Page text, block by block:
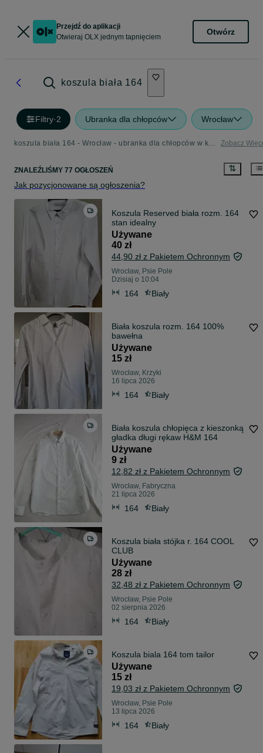
Przejdź do aplikacji
Otwieraj OLX jednym tapnięciem
Otwórz
koszula biała 164
Filtry·2 Ubranka dla chłopców Wrocław
koszula biała 164 - Wrocław - ubranka dla chłopców w kategorii Dla Dzieci Zobacz
ZNALEŹLIŚMY 77 OGŁOSZEŃ
Jak pozycjonowane są ogłoszenia?
Koszula Reserved biała rozm. 164
stan idealny
Używane
40 zł
44,90 zł z Pakietem Ochronnym
Wrocław, Psie Pole
Dzisiaj o 10:04
164 Biały
Biała koszula rozm. 164 100%
bawełna
Używane
15 zł
Wrocław, Krzyki
16 lipca 2026
164 Biały
Biała koszula chłopięca z kieszonką
gładka długi rękaw H&M 164
Używane
9 zł
12,82 zł z Pakietem Ochronnym
Wrocław, Fabryczna
21 lipca 2026
164 Biały
Koszula biała stójka r. 164 COOL
CLUB
Używane
28 zł
32,48 zł z Pakietem Ochronnym
Wrocław, Psie Pole
02 sierpnia 2026
164 Biały
Koszula biala 164 tom tailor
Używane
15 zł
19,03 zł z Pakietem Ochronnym
Wrocław, Psie Pole
13 lipca 2026
164 Biały